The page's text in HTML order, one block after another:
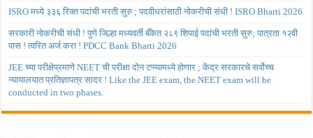
ISRO मध्ये ३३६ रिक्त पदांची भरती सुरु ; पदवीधरांसाठी नोकरीची संधी ! ISRO Bharti 2026
सरकारी नोकरीची संधी ! पुणे जिल्हा मध्यवर्ती बँकेत २८९ शिपाई पदांची भरती सुरु; पात्रता १२वी
पास ! त्वरित अर्ज करा ! PDCC Bank Bharti 2026
JEE च्या परीक्षेप्रमाणे NEET ची परीक्षा दोन टप्प्यामध्ये होणार ; केंद्र सरकारचे सर्वोच्च
न्यायालयात प्रतिज्ञापत्र सादर ! Like the JEE exam, the NEET exam will be
conducted in two phases.